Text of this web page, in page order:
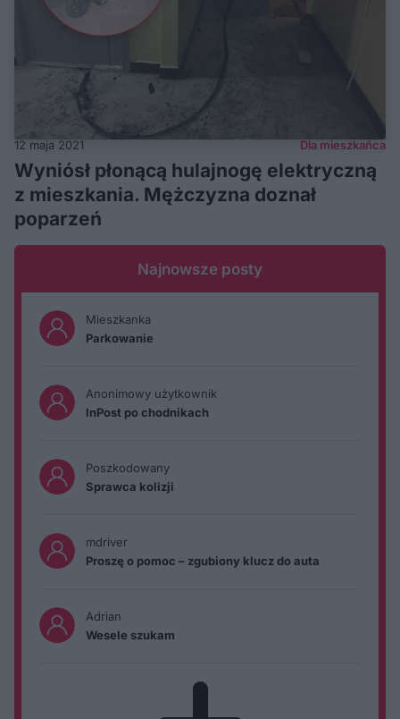
12 maja 2021 Dla mieszkańca
Wyniósł płonącą hulajnogę elektryczną
z mieszkania. Mężczyzna doznał
poparzeń
Najnowsze posty
Mieszkanka
Parkowanie
Anonimowy użytkownik
InPost po chodnikach
Poszkodowany
Sprawca kolizji
mdriver
Proszę o pomoc – zgubiony klucz do auta
Adrian
Wesele szukam